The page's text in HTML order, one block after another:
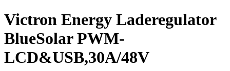
Victron Energy Laderegulator
BlueSolar PWM-
LCD&USB,30A/48V